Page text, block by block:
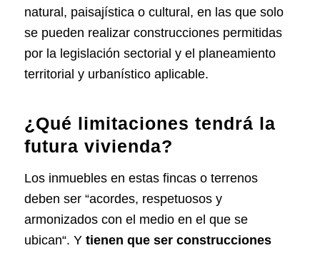
natural, paisajística o cultural, en las que solo
se pueden realizar construcciones permitidas
por la legislación sectorial y el planeamiento
territorial y urbanístico aplicable.
¿Qué limitaciones tendrá la
futura vivienda?
Los inmuebles en estas fincas o terrenos
deben ser “acordes, respetuosos y
armonizados con el medio en el que se
ubican“. Ytienen que ser construcciones